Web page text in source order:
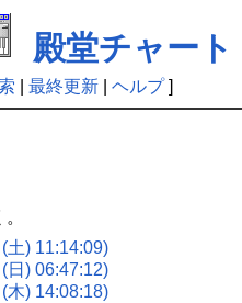
殿堂チャート
最終更新| ヘルプ]
土) 11:14:09)
日) 06:47:12)
木) 14:08:18)